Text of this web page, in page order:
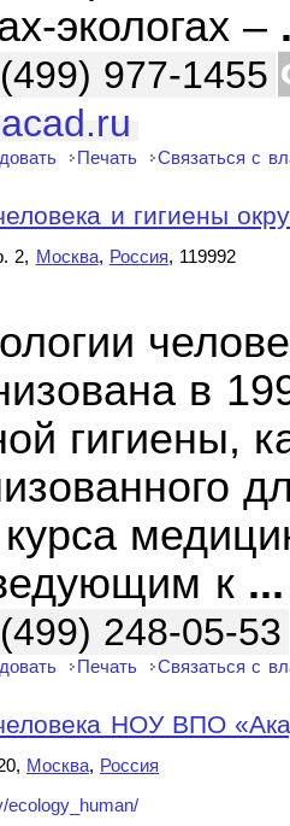
экологах –
977-1455
Печать Связаться с
и гигиены
2, Москва, Россия, 119992
в
гигиены,
к ...
248-05-53
Печать Связаться с
НОУ ВПО
Москва, Россия
ecology_human/